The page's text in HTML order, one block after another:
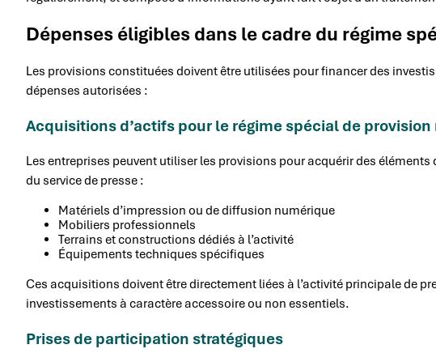
Dépenses éligibles dans le cadre du régime
Les provisions constituées doivent être utilisées pour financer des
dépenses autorisées :
Acquisitions d’actifs pour le régime spécial de
Les entreprises peuvent utiliser les provisions pour acquérir des éléments
du service de presse :
Matériels d’impression ou de diffusion numérique
Mobiliers professionnels
Terrains et constructions dédiés à l’activité
Équipements techniques spécifiques
Ces acquisitions doivent être directement liées à l’activité principale de
investissements à caractère accessoire ou non essentiels.
Prises de participation stratégiques